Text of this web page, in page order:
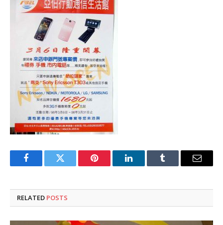
FacebookTwitter Pinterest LinkedInTumblr Email
RELATED POSTS